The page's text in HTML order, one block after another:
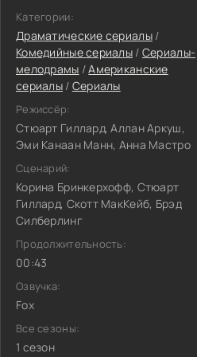
Категории:
Драматические сериалы/
Комедийные сериалы / Сериалы-
мелодрамы /Американские
сериалы/ Сериалы
Режиссёр:
Стюарт Гиллард, Аллан Аркуш,
Эми Канаан Манн, Анна Мастро
Сценарий:
Корина Бринкерхофф, Стюарт
Гиллард, Скотт МакКейб, Брэд
Силберлинг
Продолжительность:
00:43
Озвучка:
Fox
Все сезоны:
1 сезон